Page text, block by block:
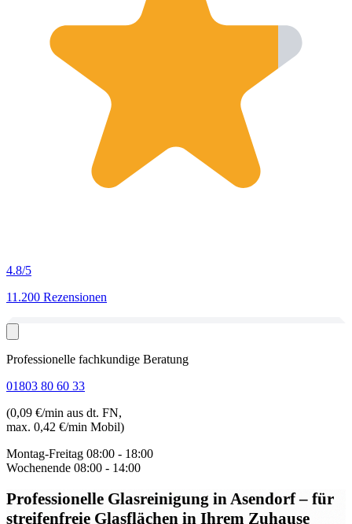
4.8/5
11.200 Rezensionen
Professionelle fachkundige Beratung
01803 80 60 33
(0,09 €/min aus dt. FN,
max. 0,42 €/min Mobil)
Montag-Freitag 08:00 - 18:00
Wochenende 08:00 - 14:00
Professionelle Glasreinigung in Asendorf– für
streifenfreie Glasflächen in Ihrem Zuhause